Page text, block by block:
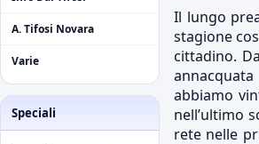
A. Tifosi Novara
Varie
Speciali
Il lungo
stagione
cittadino.
abbiamo
nell’ultimo
rete nelle